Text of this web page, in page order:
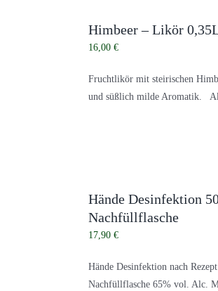
Himbeer – Likör
16,00 €
Fruchtlikör mit steirischen
und süßlich milde Aromatik.
Hände Desinfektion
Nachfüllflasche
17,90 €
Hände Desinfektion nach
Nachfüllflasche65% vol. Alc.